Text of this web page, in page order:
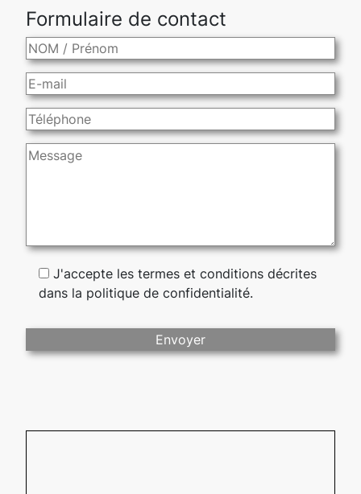
Formulaire de contact
J'accepte les termes et conditions décrites
dans la politique de confidentialité.